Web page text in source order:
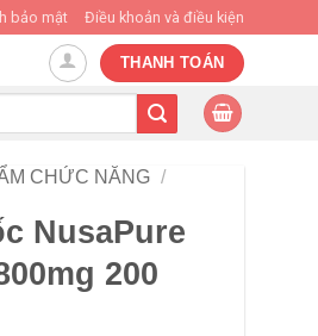
bảo mật Điều khoản và điều kiện
THANH TOÁN
CHỨC NĂNG /
NusaPure
200